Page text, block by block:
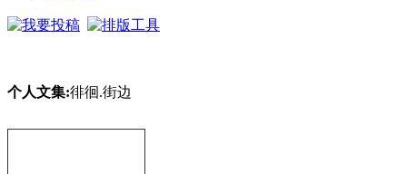
个人文集:徘徊.街边